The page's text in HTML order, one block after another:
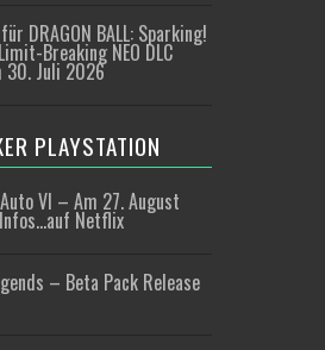
DRAGON BALL: Sparking!
Breaking NEO DLC
30. Juli 2026
PLAYSTATION
VI – Am 27. August
Netflix
– Beta Pack Release